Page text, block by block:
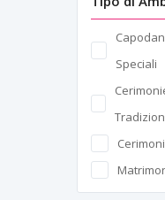
Odessa
Paris
Psyche
Sahara
Selene
Sicily
Siena
Collo
Paillettes
Pietre
Dettagli
Dettagli
Speciali